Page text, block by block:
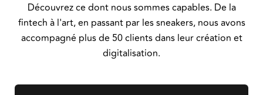
Découvrez ce dont nous sommes capables. De la
fintech à l'art, en passant par les sneakers, nous avons
accompagné plus de 50 clients dans leur création et
digitalisation.